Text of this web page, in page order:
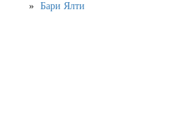
Бари Ялти